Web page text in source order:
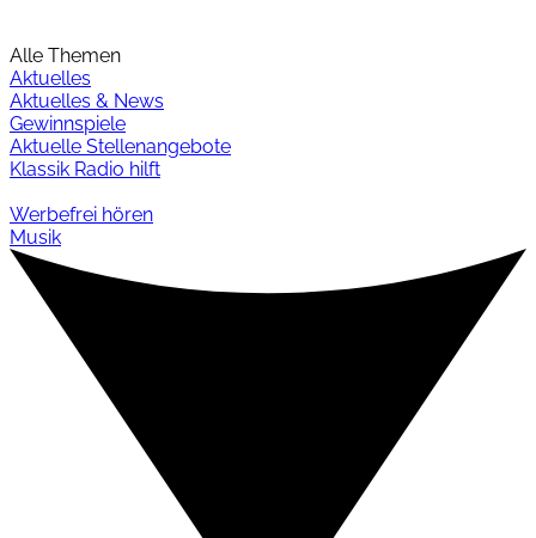
Alle Themen
Aktuelles
Aktuelles & News
Gewinnspiele
Aktuelle Stellenangebote
Klassik Radio hilft
Werbefrei hören
Musik